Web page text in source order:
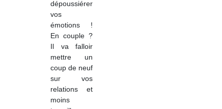
dépoussiérer
vos
émotions !
En couple ?
Il va falloir
mettre un
coup de neuf
sur vos
relations et
moins